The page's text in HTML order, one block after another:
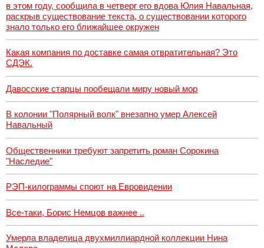
в этом году, сообщила в четверг его вдова Юлия Навальная,
раскрыв существование текста, о существовании которого
знало только его ближайшее окружен
Какая компания по доставке самая отвратительная? Это
СДЭК.
Давосские старцы пообещали миру новый мор
В колонии "Полярный волк" внезапно умер Алексей
Навальный
Общественники требуют запретить роман Сорокина
"Наследие"
РЭП-килограммы споют на Евровидении
Все-таки, Борис Немцов важнее ..
Умерла владелица двухмиллиардной коллекции Нина